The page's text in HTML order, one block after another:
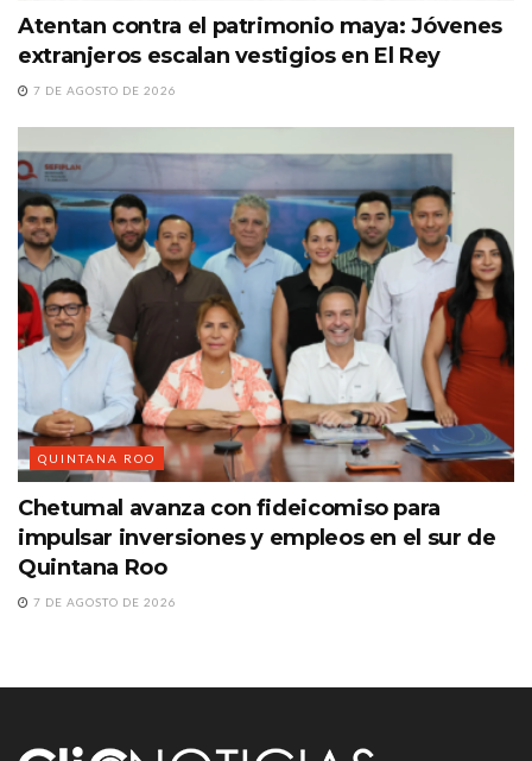
Atentan contra el patrimonio maya: Jóvenes
extranjeros escalan vestigios en El Rey
7 DE AGOSTO DE 2026
QUINTANA ROO
Chetumal avanza con fideicomiso para
impulsar inversiones y empleos en el sur de
Quintana Roo
7 DE AGOSTO DE 2026